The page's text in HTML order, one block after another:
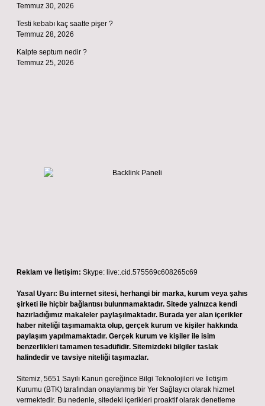
Temmuz 30, 2026
Testi kebabı kaç saatte pişer ?
Temmuz 28, 2026
Kalpte septum nedir ?
Temmuz 25, 2026
Reklam ve İletişim: Skype: live:.cid.575569c608265c69
Yasal Uyarı: Bu internet sitesi, herhangi bir marka, kurum veya şahıs
şirketi ile hiçbir bağlantısı bulunmamaktadır. Sitede yalnızca kendi
hazırladığımız makaleler paylaşılmaktadır. Burada yer alan içerikler
haber niteliği taşımamakta olup, gerçek kurum ve kişiler hakkında
paylaşım yapılmamaktadır. Gerçek kurum ve kişiler ile isim
benzerlikleri tamamen tesadüfidir. Sitemizdeki bilgiler taslak
halindedir ve tavsiye niteliği taşımazlar.
Sitemiz, 5651 Sayılı Kanun gereğince Bilgi Teknolojileri ve İletişim
Kurumu (BTK) tarafından onaylanmış bir Yer Sağlayıcı olarak hizmet
vermektedir. Bu nedenle, sitedeki içerikleri proaktif olarak denetleme